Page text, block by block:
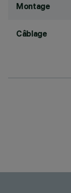
Montage
Câblage